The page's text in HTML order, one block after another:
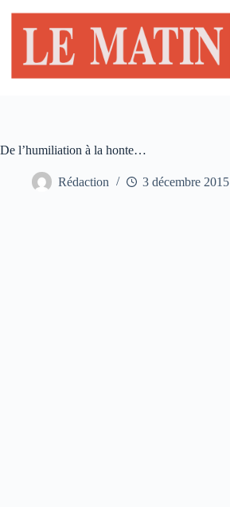
contenu
De l’humiliation à la honte…
Rédaction 3 décembre 2015